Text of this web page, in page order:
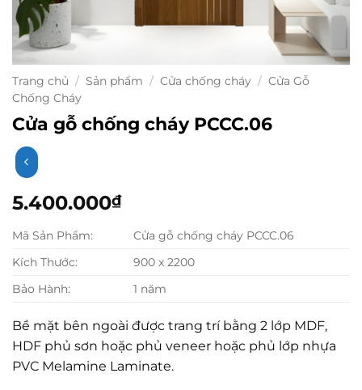
Trang chủ / Sản phẩm / Cửa chống cháy / Cửa Gỗ
Chống Cháy
Cửa gỗ chống cháy PCCC.06
5.400.000₫
Mã Sản Phẩm:
Cửa gỗ chống cháy PCCC.06
Kích Thước:
900 x 2200
Bảo Hành:
1 năm
Bề mặt bên ngoài được trang trí bằng 2 lớp MDF,
HDF phủ sơn hoặc phủ veneer hoặc phủ lớp nhựa
PVC Melamine Laminate.